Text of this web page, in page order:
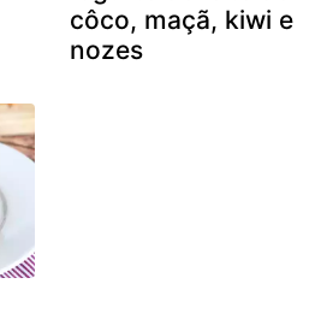
côco, maçã, kiwi e
nozes